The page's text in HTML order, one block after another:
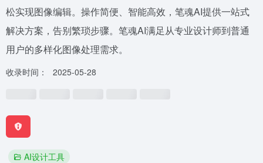
松实现图像编辑。操作简便、智能高效，笔魂AI提供一站式
解决方案，告别繁琐步骤。笔魂AI满足从专业设计师到普通
用户的多样化图像处理需求。
收录时间： 2025-05-28
AI设计工具